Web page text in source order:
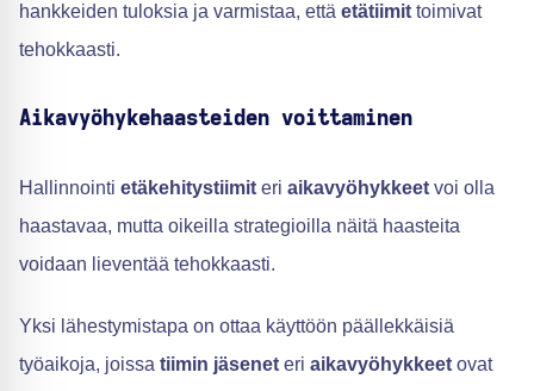
hankkeiden tuloksia ja varmistaa, että etätiimit toimivat
tehokkaasti.
Aikavyöhykehaasteiden voittaminen
Hallinnointi etäkehitystiimit eri aikavyöhykkeet voi olla
haastavaa, mutta oikeilla strategioilla näitä haasteita
voidaan lieventää tehokkaasti.
Yksi lähestymistapa on ottaa käyttöön päällekkäisiä
työaikoja, joissa tiimin jäsenet eri aikavyöhykkeet ovat